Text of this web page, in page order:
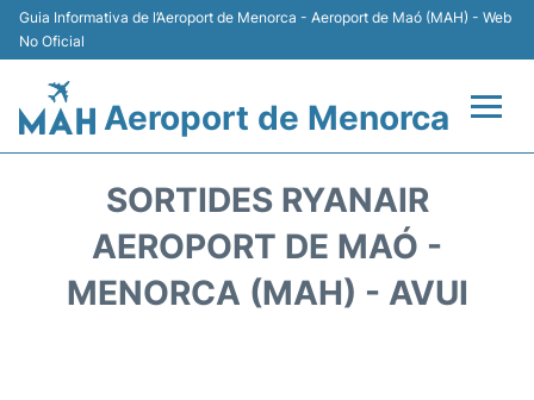
Guia Informativa de l’Aeroport de Menorca - Aeroport de Maó (MAH) - Web
No Oficial
Aeroport de Menorca
Allotjament
SORTIDES RYANAIR
AEROPORT DE MAÓ -
MENORCA (MAH) - AVUI